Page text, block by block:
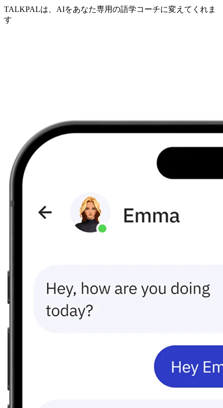
TALKPALは、AIをあなた専用の語学コーチに変えてくれま
す